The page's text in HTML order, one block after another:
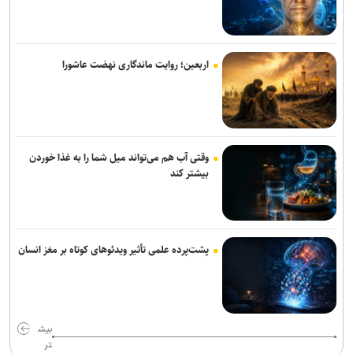
علیرضا ملکی خیبری شد
فلاح به صنعت نفت پیوست
بودجه فوتبال؟
باختر: انتقال قرضی بازیکن بدون ثبت قرارداد تخلف است/ استقلال با
مجازاتی مواجه نخواهد شد
ماجرای پیشنهاد سهراب بختیاری زاده به سردار آزمون چیست؟/ وعده
پوچی که به سرمربی استقلال داده شد
مدیرعامل پرسپولیس سفیر افتخاری چوگان شد
مدال طلای زارعی در بلاروس/ دومین رکوردشکنی دونده ایران در آستانه
بازی‌های آسیایی
اربعین؛ روایت ماندگاری نهضت عاشورا
وقتی آب هم می‌تواند میل شما را به غذا خوردن
بیشتر کند
پشت‌پرده علمی تأثیر ویدئو‌های کوتاه بر مغز انسان
بیش
تر